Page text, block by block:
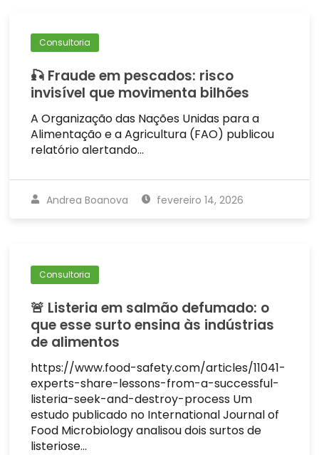
Consultoria
🎣 Fraude em pescados: risco
invisível que movimenta bilhões
A Organização das Nações Unidas para a
Alimentação e a Agricultura (FAO) publicou
relatório alertando…
Andrea Boanova fevereiro 14, 2026
Consultoria
🚨 Listeria em salmão defumado: o
que esse surto ensina às indústrias
de alimentos
https://www.food-safety.com/articles/11041-
experts-share-lessons-from-a-successful-
listeria-seek-and-destroy-process Um
estudo publicado no International Journal of
Food Microbiology analisou dois surtos de
listeriose…